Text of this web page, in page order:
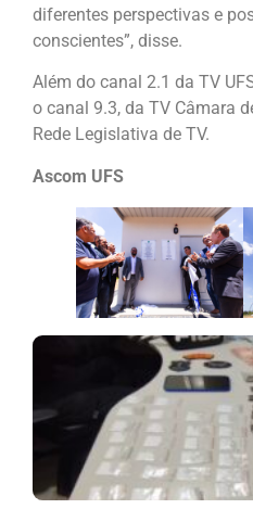
diferentes perspectivas e
conscientes”, disse.
Além do canal 2.1 da TV
o canal 9.3, da TV Câmara
Rede Legislativa de TV.
Ascom UFS